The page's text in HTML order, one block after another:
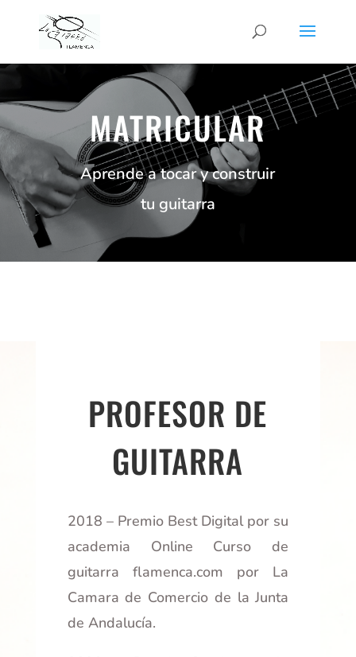
MATRICULAR
Aprende a tocar y construir
tu guitarra
PROFESOR DE
GUITARRA
2018 – Premio Best Digital por su
academia Online Curso de
guitarra flamenca.com por La
Camara de Comercio de la Junta
de Andalucía.